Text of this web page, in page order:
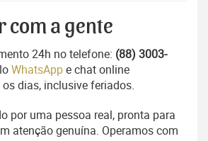
com a gente
24h no telefone: (88) 3003-
WhatsAppe chat online
dias, inclusive feriados.
por uma pessoa real, pronta para
atenção genuína. Operamos com